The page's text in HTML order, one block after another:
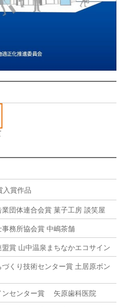
入賞作品
団体連合会賞 菓子工房 談笑屋
務所協会賞 中嶋茶舗
賞 山中温泉まちなかエコサイン
くり技術センター賞 土居原ボン
ンセンター賞 矢原歯科医院